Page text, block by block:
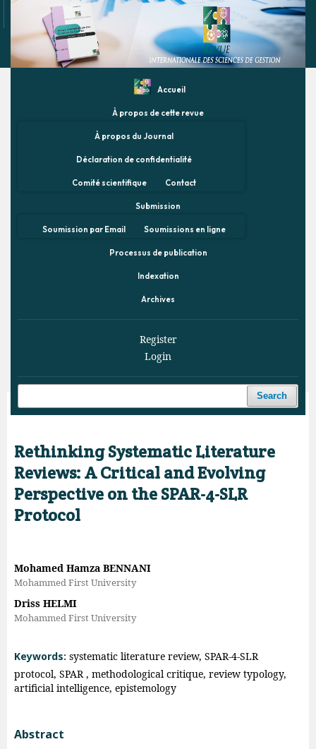
Accueil
À propos de cette revue
À propos du Journal
Déclaration de confidentialité
Comité scientifique Contact
Submission
Soumission par Email Soumissions en ligne
Processus de publication
Indexation
Archives
Register
Login
Search
Home / Archives / Vol. 8 No. 4 (2025) / Articles
Rethinking Systematic Literature
Reviews: A Critical and Evolving
Perspective on the SPAR-4-SLR
Protocol
Mohamed Hamza BENNANI
Mohammed First University
Driss HELMI
Mohammed First University
Keywords: systematic literature review, SPAR-4-SLR
protocol, SPAR , methodological critique, review typology,
artificial intelligence, epistemology
Abstract